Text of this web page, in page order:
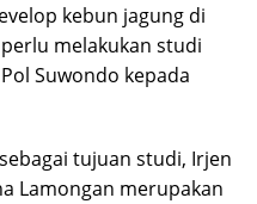
kebun jagung di
melakukan studi
Suwondo kepada
tujuan studi, Irjen
Lamongan merupakan